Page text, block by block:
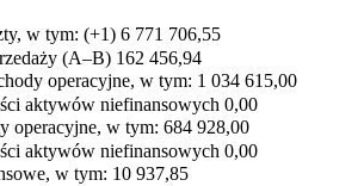
w tym: (+1) 6 771 706,55
(A–B) 162 456,94
operacyjne, w tym: 1 034 615,00
aktywów niefinansowych 0,00
operacyjne, w tym: 684 928,00
aktywów niefinansowych 0,00
w tym: 10 937,85